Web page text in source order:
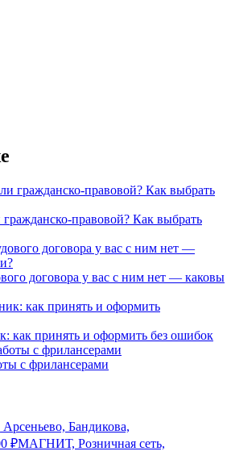
правовой? Как выбрать
договора у вас с ним нет — каковы
как принять и оформить без ошибок
с фрилансерами
Бандикова,
₽МАГНИТ, Розничная сеть,